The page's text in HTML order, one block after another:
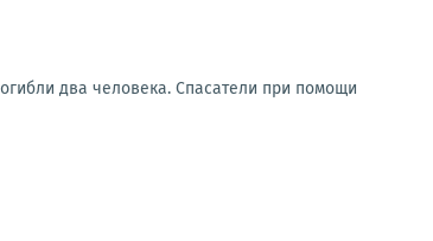
два человека. Спасатели при помощи